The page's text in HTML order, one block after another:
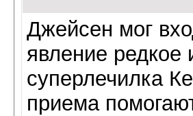
Джейсен мог
явление редкое
суперлечилка
приема